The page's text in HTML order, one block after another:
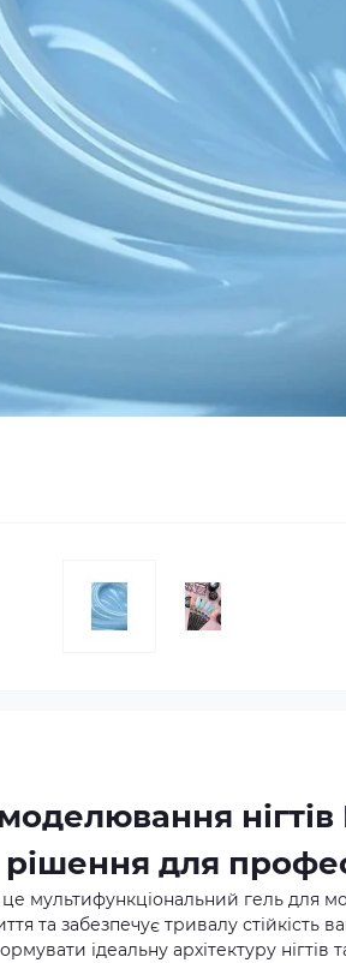
нігтів
рішення для
це мультифункціональний гель для
та забезпечує тривалу
ідеальну архітектуру нігтів